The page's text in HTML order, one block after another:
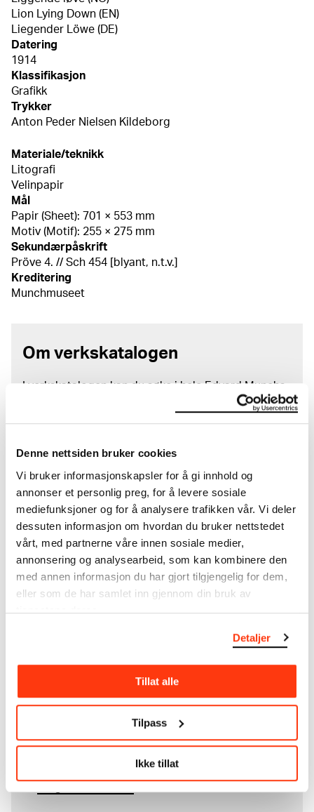
Denne nettsiden bruker cookies
Vi bruker informasjonskapsler for å gi innhold og
annonser et personlig preg, for å levere sosiale
mediefunksjoner og for å analysere trafikken vår. Vi deler
dessuten informasjon om hvordan du bruker nettstedet
vårt, med partnerne våre innen sosiale medier,
annonsering og analysearbeid, som kan kombinere den
med annen informasjon du har gjort tilgjengelig for dem,
eller som de har samlet inn gjennom din bruk av
tjenestene deres.
Detaljer
Tillat alle
Tilpass
Ikke tillat
Lion Lying Down (EN)
Liegender Löwe (DE)
Datering
1914
Klassifikasjon
Grafikk
Trykker
Anton Peder Nielsen Kildeborg
Materiale/teknikk
Litografi
Velinpapir
Mål
Papir (Sheet): 701 × 553 mm
Motiv (Motif): 255 × 275 mm
Sekundærpåskrift
Pröve 4. // Sch 454 [blyant, n.t.v.]
Kreditering
Munchmuseet
Om verkskatalogen
I verkskatalogen kan du søke i hele Edvard Munchs
kunstnerskap. Verkskatalogen utbedres jevnlig i
samsvar med den nyeste forskningen. Vi tar
museumsobjekter, inkludert nærmere 27 000 unike
kunstverk. I tillegg til den ekstraordinære samlingen
somEdvard Munchtestamenterte til Oslo
kommune i 1940, rommer museet også samlingene
til Rolf Stenersen, Amaldus Nielsen og Ludvig O.
Ravensberg.
Merom MUNCHssamling
Les mer om bruk av våre avfotograferinger og
kunstnerskap
Den digitale tilgjengeliggjøringen av museets